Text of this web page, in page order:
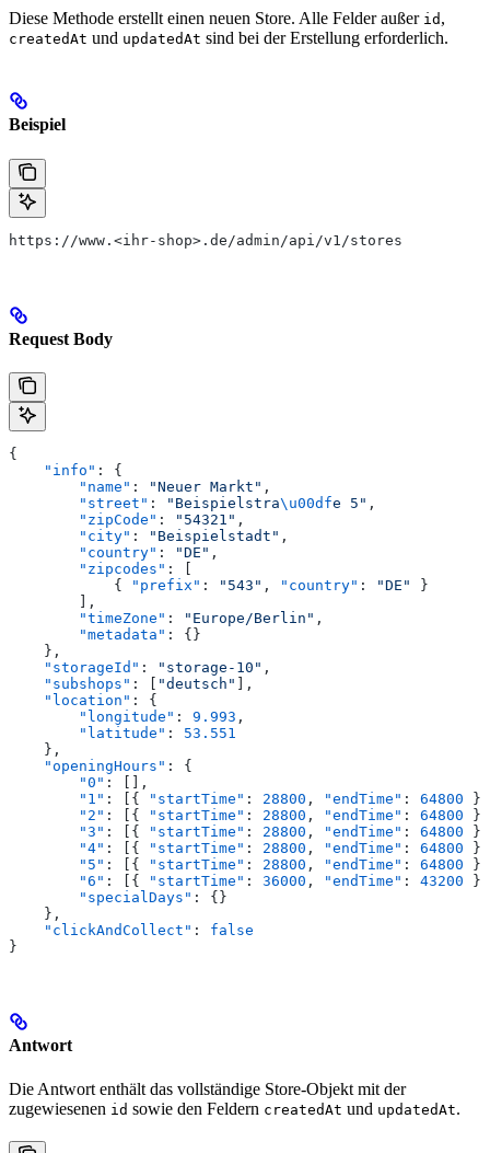
Diese Methode erstellt einen neuen Store. Alle Felder außer id ,
createdAt und updatedAt sind bei der Erstellung erforderlich.
Beispiel
https://www.<ihr-shop>.de/admin/api/v1/stores
Request Body
{
    "info"
: {
        "name"
: "Neuer Markt" ,
        "street"
: "Beispielstra\u00dfe 5" ,
        "zipCode"
: "54321" ,
        "city"
: "Beispielstadt" ,
        "country"
: "DE" ,
        "zipcodes"
: [
            {
"prefix" : "543" , "country" : "DE"
}
        ],
        "timeZone"
: "Europe/Berlin" ,
        "metadata"
: {}
    },
    "storageId"
: "storage-10" ,
    "subshops"
: [ "deutsch"
],
    "location"
: {
        "longitude"
: 9.993 ,
        "latitude"
: 53.551
    },
    "openingHours"
: {
        "0"
: [],
        "1"
: [{ "startTime" : 28800 , "endTime" : 64800
        "2"
: [{ "startTime" : 28800 , "endTime" : 64800
        "3"
: [{ "startTime" : 28800 , "endTime" : 64800
        "4"
: [{ "startTime" : 28800 , "endTime" : 64800
        "5"
: [{ "startTime" : 28800 , "endTime" : 64800
        "6"
: [{ "startTime" : 36000 , "endTime" : 43200
        "specialDays"
: {}
    },
    "clickAndCollect"
: false
}
Antwort
Die Antwort enthält das vollständige Store-Objekt mit der
zugewiesenen id sowie den Feldern createdAt und updatedAt.